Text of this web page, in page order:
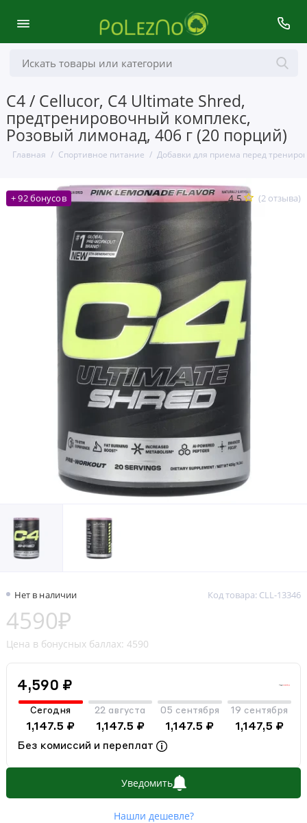
C4 / Cellucor, C4 Ultimate Shred,
предтренировочный комплекс,
Розовый лимонад, 406 г (20 порций)
Главная Спортивное питание Добавки для приема перед
+ 92 бонусов 4.5 (2 отзыва)
Нет в наличии Код товара: CLL-13346
4590₽
Цена в бонусных баллах: 4590
4,590 ₽
Сегодня
1,147.5 ₽
22 августа
1,147.5 ₽
05 сентября
1,147.5 ₽
19 сентября
1,147,5 ₽
Без комиссий и переплат
Уведомить
Нашли дешевле?